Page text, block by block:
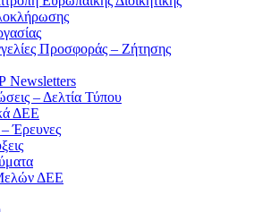
Προσφοράς – Ζήτησης
– Δελτία Τύπου
ΔΕΕ
Έρευνες
ΔΕΕ